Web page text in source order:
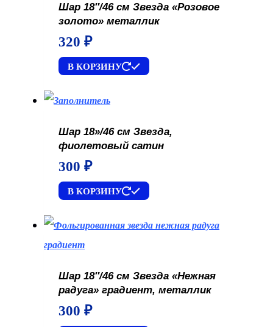
Шар 18″/46 см Звезда «Розовое
золото» металлик
320 ₽
В КОРЗИНУ
Шар 18»/46 см Звезда,
фиолетовый сатин
300 ₽
В КОРЗИНУ
Шар 18″/46 см Звезда «Нежная
радуга» градиент, металлик
300 ₽